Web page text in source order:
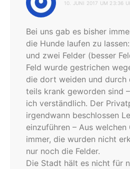
10. JUNI 2017 UM 23:36
Bei uns gab es bisher
die Hunde laufen zu
und zwei Felder (besser
Feld wurde gestrichen
die dort weiden und durch
teils krank geworden sind
ich verständlich. Der
irgendwann beschlossen
einzuführen – Aus welchen
immer, die wurden nicht
nur noch die Felder.
Die Stadt hält es nicht für